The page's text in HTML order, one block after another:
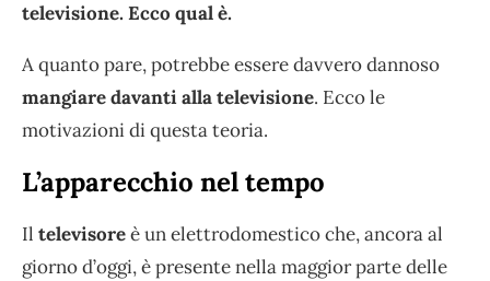
televisione. Ecco qual è.
A quanto pare, potrebbe essere davvero dannoso
mangiare davanti alla televisione. Ecco le
motivazioni di questa teoria.
L’apparecchio nel tempo
Il televisoreè un elettrodomestico che, ancora al
giorno d’oggi, è presente nella maggior parte delle